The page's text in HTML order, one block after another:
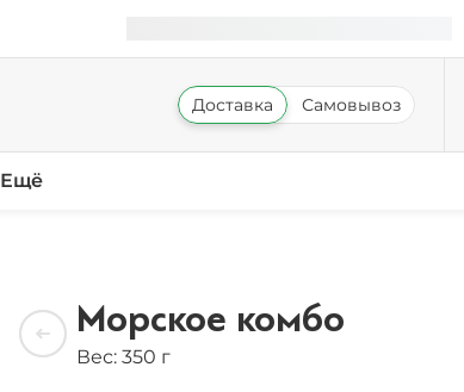
Доставка Самовывоз
Ещё
Морское комбо
Вес: 350 г